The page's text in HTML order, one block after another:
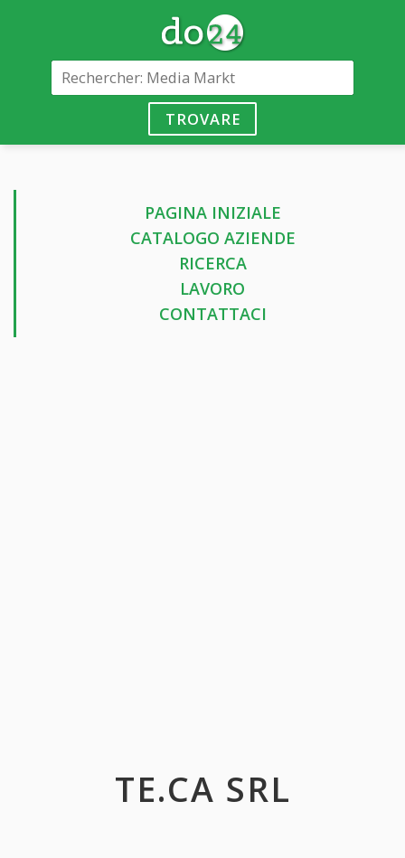
TROVARE
PAGINA INIZIALE
CATALOGO AZIENDE
RICERCA
LAVORO
CONTATTACI
TE.CA SRL